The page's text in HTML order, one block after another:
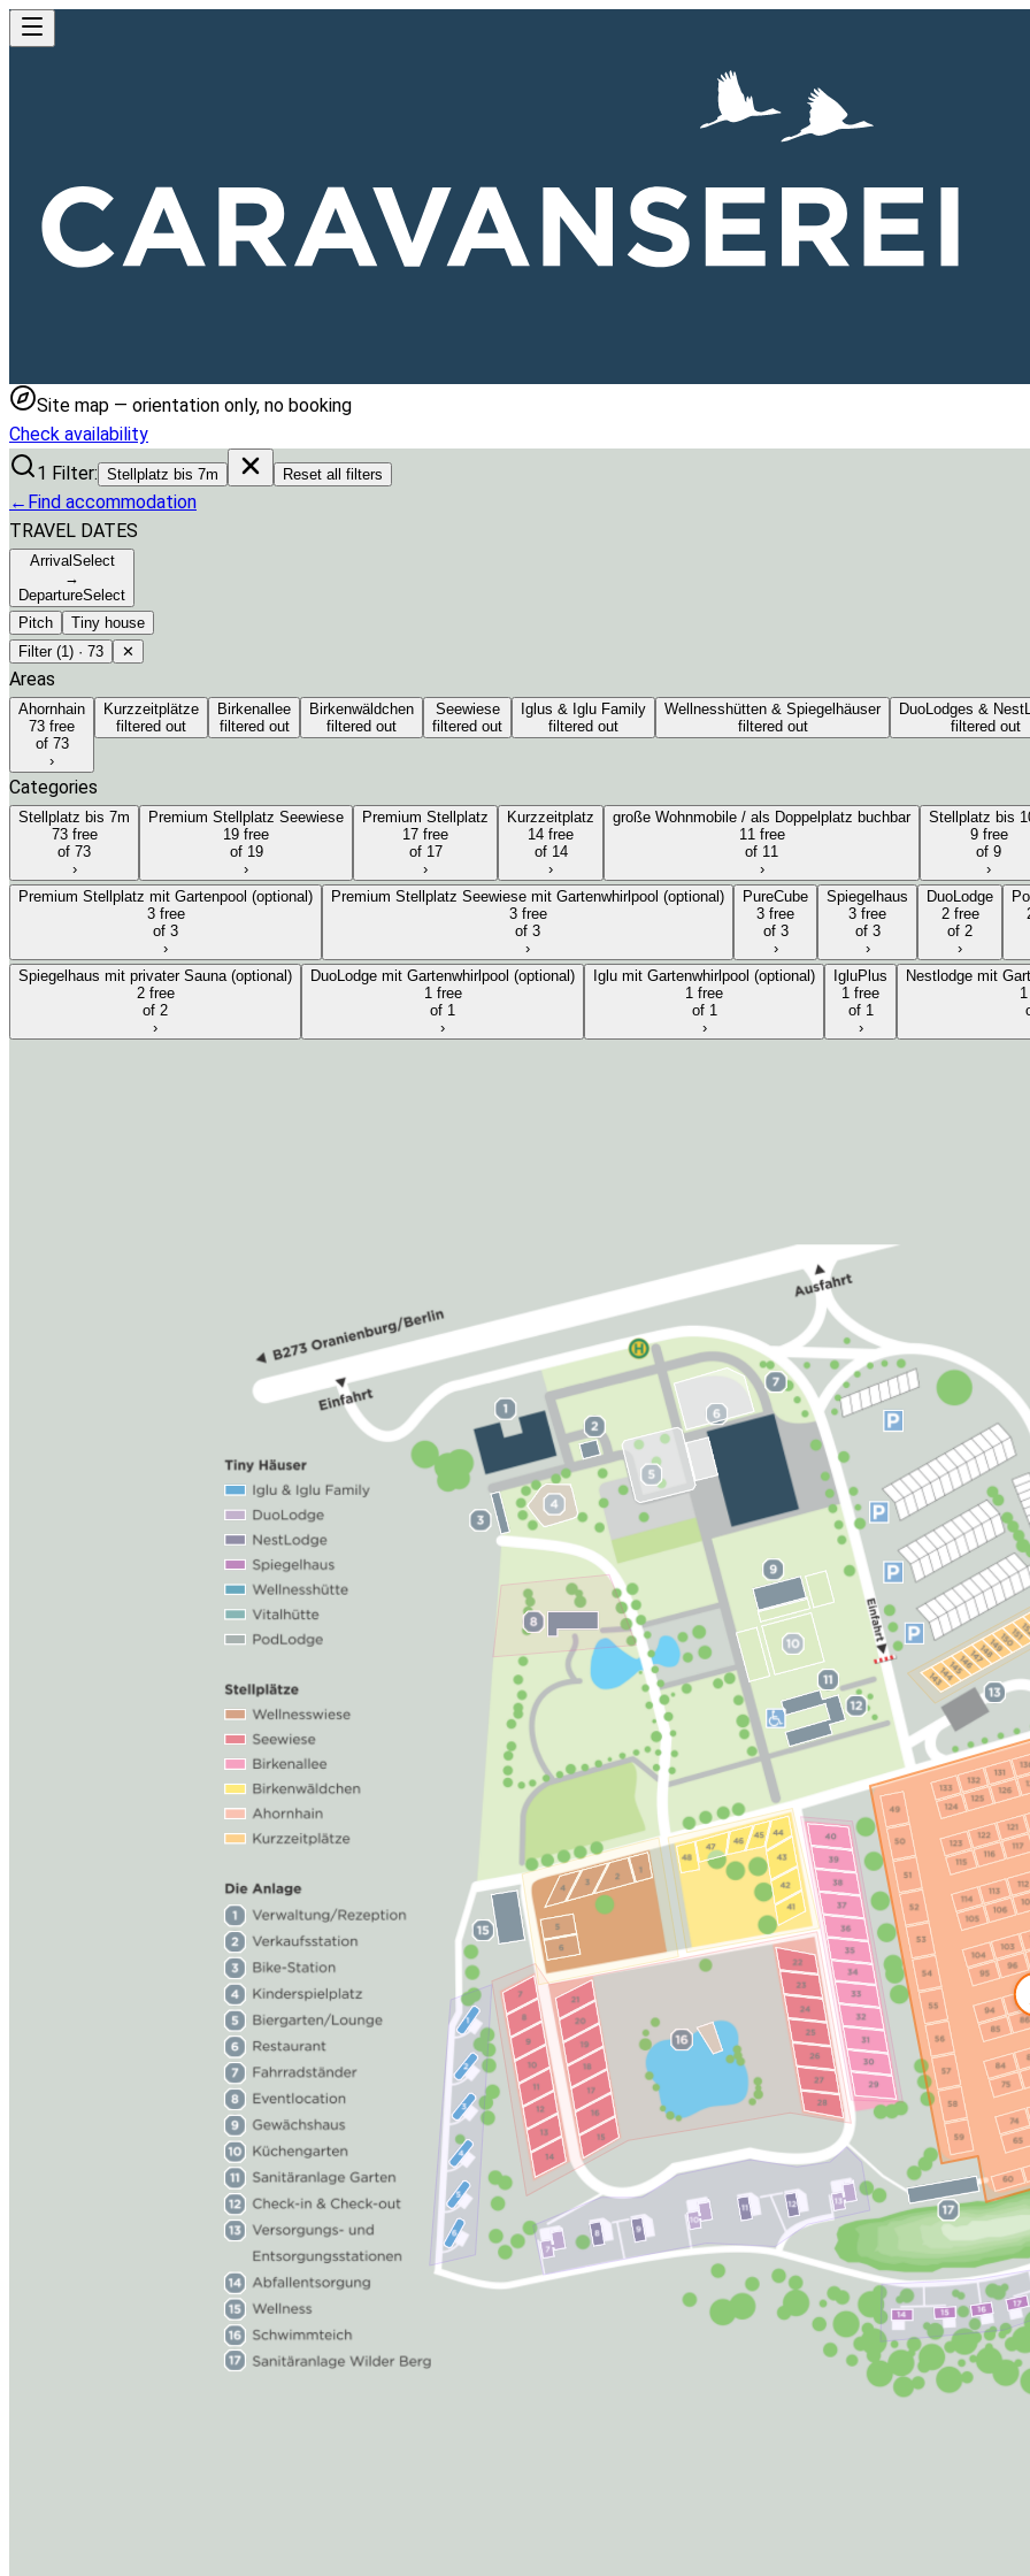
Site map — orientation only, no booking
Check availability
1 Filter: Stellplatz bis 7m Reset all filters
← Find accommodation
TRAVEL DATES
ArrivalSelect
→
DepartureSelect
Pitch
Tiny house
Filter(1) · 73 ✕
Areas
Ahornhain
73 free
of 73
›
Kurzzeitplätze
filtered out
Birkenallee
filtered out
Birkenwäldchen
filtered out
Seewiese
filtered out
Iglus & Iglu Family
filtered out
Wellnesshütten & Spiegelhäuser
filtered out
DuoLodges &
filtered out
Categories
Stellplatz bis 7m
73 free
of 73
›
Premium Stellplatz Seewiese
19 free
of 19
›
Premium Stellplatz
17 free
of 17
›
Kurzzeitplatz
14 free
of 14
›
große Wohnmobile / als Doppelplatz buchbar
11 free
of 11
›
Stellplatz bis
9 free
of 9
›
Premium Stellplatz mit Gartenpool (optional)
3 free
of 3
›
Premium Stellplatz Seewiese mit Gartenwhirlpool (optional)
3 free
of 3
›
PureCube
3 free
of 3
›
Spiegelhaus
3 free
of 3
›
DuoLodge
2 free
of 2
›
Spiegelhaus mit privater Sauna (optional)
2 free
of 2
›
DuoLodge mit Gartenwhirlpool (optional)
1 free
of 1
›
Iglu mit Gartenwhirlpool (optional)
1 free
of 1
›
IgluPlus
1 free
of 1
›
Nestlodge mit